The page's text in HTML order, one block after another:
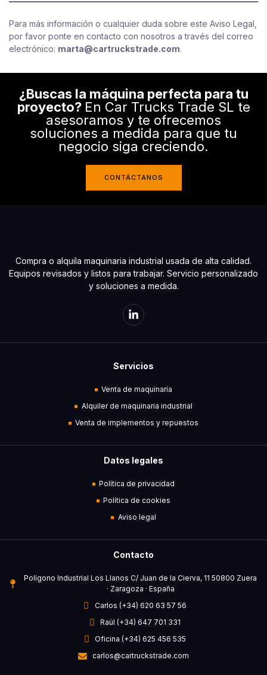
Para más información o cualquier duda sobre este Aviso Legal,
por favor ponte en contacto con nosotros a través del correo
electrónico: marta@cartruckstrade.com.
¿Buscas la máquina perfecta para tu
proyecto? En Car Trucks Trade SL te
asesoramos y te ofrecemos
soluciones a medida para que tu
negocio siga creciendo.
CONTÁCTANOS
Compra o alquila maquinaria industrial usada de alta calidad.
Equipos revisados y listos para trabajar. Servicio personalizado
y soluciones a medida.
Servicios
Venta de maquinaría
Alquiler de maquinaria industrial
Venta de implementos y repuestos
Datos legales
Política de privacidad
Política de cookies
Aviso legal
Contacto
Polígono Industrial Los Llanos C/ Juan de la Cierva, 11 50800 Zuera
· Zaragoza · España
Carlos (+34) 620 63 57 56
Raúl (+34) 647 701 331
Oficina (+34) 625 456 535
carlos@cartruckstrade.com